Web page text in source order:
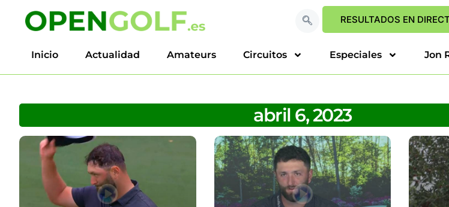
RESULTADOS EN
Inicio Actualidad Amateurs Circuitos Especiales Jon
abril 6, 2023